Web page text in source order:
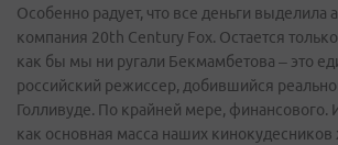
Особенно радует, что все деньги выделила
компания 20th Century Fox. Остается только
как бы мы ни ругали Бекмамбетова – это
российский режиссер, добившийся
Голливуде. По крайней мере, финансового.
как основная масса наших кинокудесников